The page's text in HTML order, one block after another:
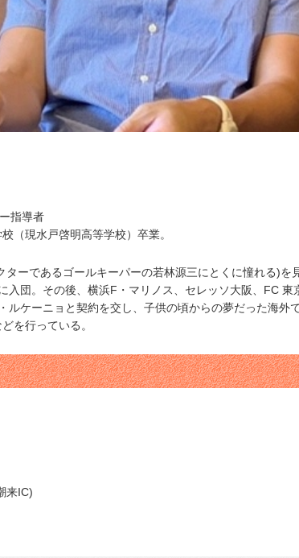
指導者
（現水戸啓明高等学校）卒業。
ーであるゴールキーパーの若林源三にとくに憧れる)を
入団。その後、横浜F・マリノス、セレッソ大阪、FC
ケーニョと契約を交し、子供の頃からの夢だった海外
を行っている。
来IC)